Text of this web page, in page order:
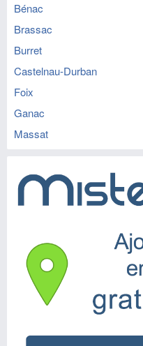
Bénac
Brassac
Burret
Castelnau-Durban
Foix
Ganac
Massat